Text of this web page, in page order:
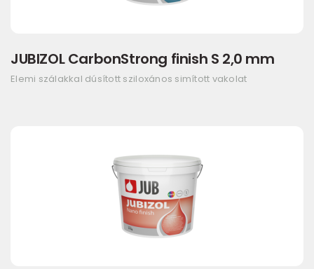
JUBIZOL CarbonStrong finish S 2,0 mm
Elemi szálakkal dúsított sziloxános simított vakolat